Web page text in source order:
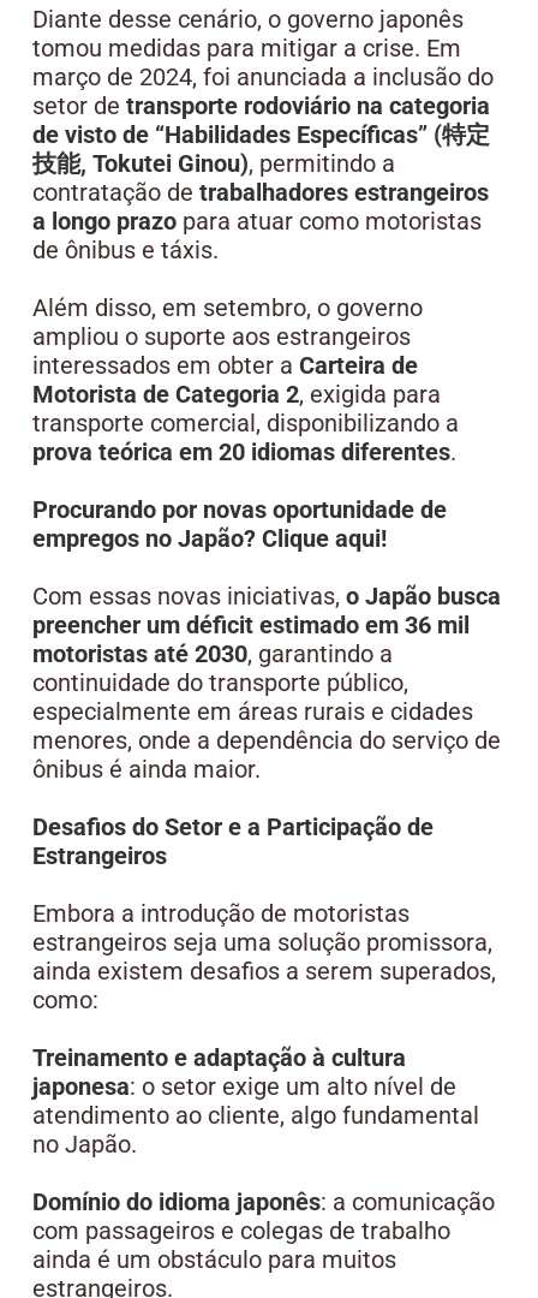
Diante desse cenário, o governo japonês
tomou medidas para mitigar a crise. Em
março de 2024, foi anunciada a inclusão do
setor de transporte rodoviário na categoria
de visto de “Habilidades Específicas” (特定
技能, Tokutei Ginou), permitindo a
contratação de trabalhadores estrangeiros
a longo prazopara atuar como motoristas
de ônibus e táxis.
Além disso, em setembro, o governo
ampliou o suporte aos estrangeiros
interessados em obter a Carteira de
Motorista de Categoria 2, exigida para
transporte comercial, disponibilizando a
prova teórica em 20 idiomas diferentes.
Procurando por novas oportunidade de
empregos no Japão? Clique aqui!
Com essas novas iniciativas, o Japão busca
preencher um déficit estimado em 36 mil
motoristas até 2030, garantindo a
continuidade do transporte público,
especialmente em áreas rurais e cidades
menores, onde a dependência do serviço de
ônibus é ainda maior.
Desafios do Setor e a Participação de
Estrangeiros
Embora a introdução de motoristas
estrangeiros seja uma solução promissora,
ainda existem desafios a serem superados,
como:
Treinamento e adaptação à cultura
japonesa: o setor exige um alto nível de
atendimento ao cliente, algo fundamental
no Japão.
Domínio do idioma japonês: a comunicação
com passageiros e colegas de trabalho
ainda é um obstáculo para muitos
estrangeiros.